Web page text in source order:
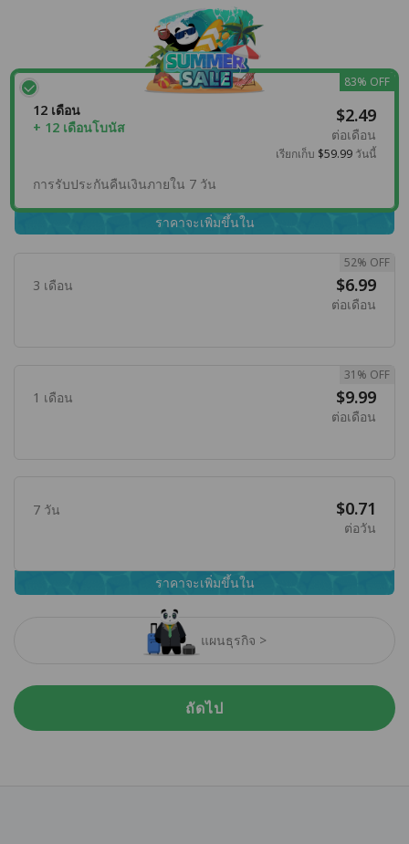
แผนธุรกิจ >
12 เดือน
+ 12 เดือนโบนัส
$2.49
ต่อเดือน
เรียกเก็บ $59.99 วันนี้
83% OFF
การรับประกันคืนเงินภายใน 7 วัน
ราคาจะเพิ่มขึ้นใน
3 เดือน $6.99
ต่อเดือน
52% OFF
1 เดือน $9.99
ต่อเดือน
31% OFF
7 วัน $0.71
ต่อวัน
ราคาจะเพิ่มขึ้นใน
ถัดไป